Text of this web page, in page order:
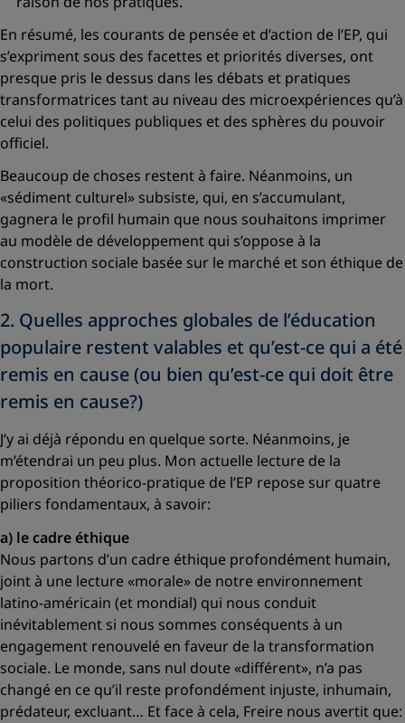
En résumé, les courants de pensée et d’action de l’EP, qui
s’expriment sous des facettes et priorités diverses, ont
presque pris le dessus dans les débats et pratiques
transformatrices tant au niveau des microexpériences qu’à
celui des politiques publiques et des sphères du pouvoir
officiel.
Beaucoup de choses restent à faire. Néanmoins, un
«sédiment culturel» subsiste, qui, en s’accumulant,
gagnera le profil humain que nous souhaitons imprimer
au modèle de développement qui s’oppose à la
construction sociale basée sur le marché et son éthique de
la mort.
2. Quelles approches globales de l’éducation
populaire restent valables et qu’est-ce qui a été
remis en cause (ou bien qu’est-ce qui doit être
remis en cause?)
J’y ai déjà répondu en quelque sorte. Néanmoins, je
m’étendrai un peu plus. Mon actuelle lecture de la
proposition théorico-pratique de l’EP repose sur quatre
piliers fondamentaux, à savoir:
a) le cadre éthique
Nous partons d’un cadre éthique profondément humain,
joint à une lecture«morale» de notre environnement
latino-américain (et mondial) qui nous conduit
inévitablement si nous sommes conséquents à un
engagement renouvelé en faveur de la transformation
sociale. Le monde, sans nul doute«différent», n’a pas
changé en ce qu’il reste profondément injuste, inhumain,
prédateur, excluant… Et face à cela, Freire nous avertit que: